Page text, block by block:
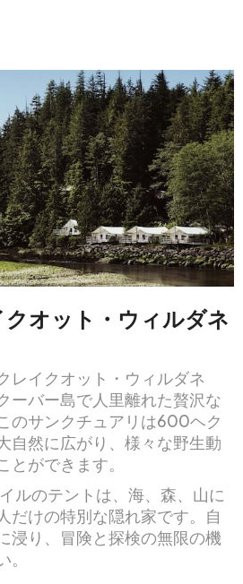
オット・ウィルダネ
レイクオット・ウィルダネ
ーバー島で人里離れた贅沢な
のサンクチュアリは600ヘク
自然に広がり、様々な野生動
ができます。
ルのテントは、海、森、山に
だけの特別な隠れ家です。自
浸り、冒険と探検の無限の機